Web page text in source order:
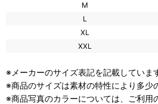
M
L
XL
XXL
※メーカーのサイズ表記を記載していま
※商品のサイズは素材の特性により多少
※商品写真のカラーについては、ご利用